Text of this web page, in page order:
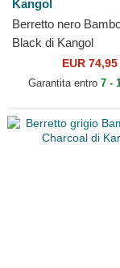
Kangol
Berretto nero
Black di Kangol
EUR 74,95
Garantita entro 7 -